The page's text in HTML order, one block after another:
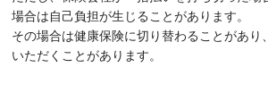
場合は自己負担が生じることがあります。
その場合は健康保険に切り替わることがあり
いただくことがあります。